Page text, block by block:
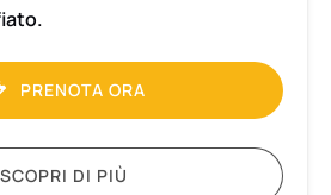
PRENOTA ORA
SCOPRI DI PIÙ